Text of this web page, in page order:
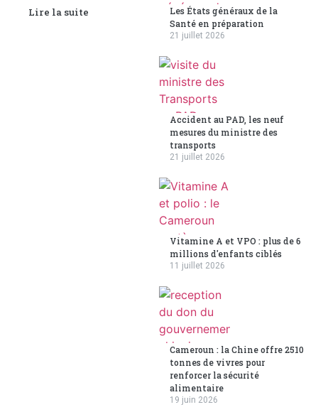
Lire la suite
Les États généraux de la
Santé en préparation
21 juillet 2026
Accident au PAD, les neuf
mesures du ministre des
transports
21 juillet 2026
Vitamine A et VPO : plus de 6
millions d'enfants ciblés
11 juillet 2026
Cameroun : la Chine offre 2510
tonnes de vivres pour
renforcer la sécurité
alimentaire
19 juin 2026